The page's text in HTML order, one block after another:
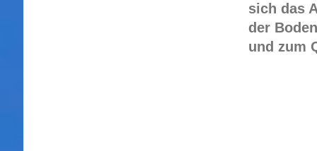
sich das
der
und zum